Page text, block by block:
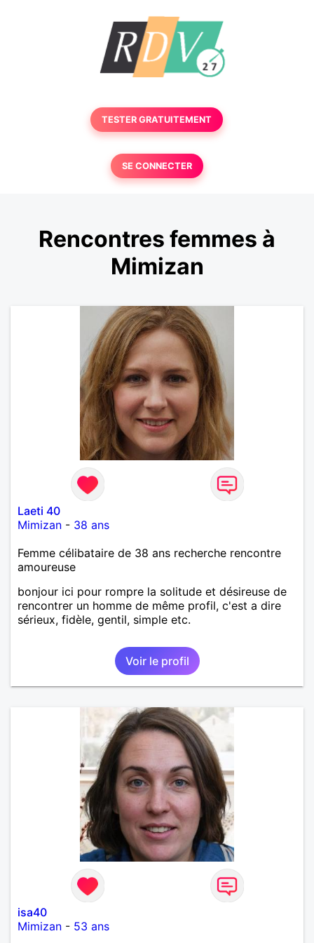
TESTER GRATUITEMENT
SE CONNECTER
Rencontres femmes à
Mimizan
Laeti 40
Mimizan - 38 ans
Femme célibataire de 38 ans recherche rencontre
amoureuse
bonjour ici pour rompre la solitude et désireuse de
rencontrer un homme de même profil, c'est a dire
sérieux, fidèle, gentil, simple etc.
Voir le profil
isa40
Mimizan - 53 ans